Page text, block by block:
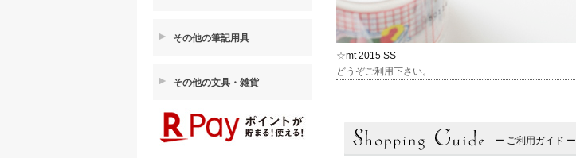
☆mt 2015 SS
どうぞご利用下さい。
ー ご利用ガイド ー
その他の筆記用具
その他の文具・雑貨